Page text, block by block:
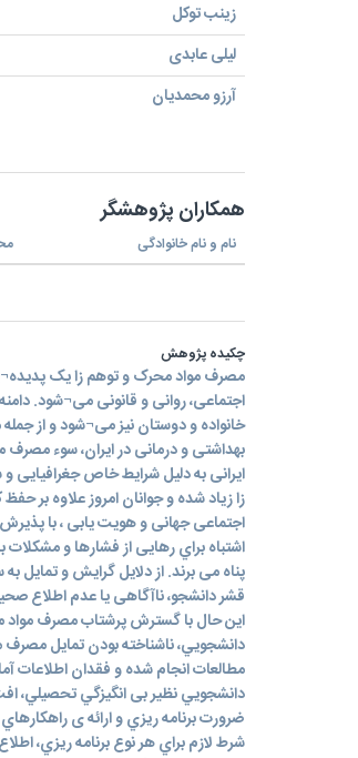
زینب توکل
لیلی عابدی
آرزو محمدیان
همکاران پژوهشگر
نام و نام خانوادگی
چکیده پژوهش
مصرف مواد محرک و توهم زا یک
اجتماعی، روانی و قانونی می¬شود.
خانواده و دوستان نیز می¬شود و از
بهداشتی و درمانی در ایران، سوء
ایرانی به دلیل شرایط خاص
زا زیاد شده و جوانان امروز علاوه بر
اجتماعی جهانی و هویت یابی ، با
اشتباه براي رهایی از فشارها و
پناه می برند. از دلایل گرایش و تمایل
قشر دانشجو، ناآگاهی یا عدم اطلاع
این حال با گسترش پرشتاب مصرف مواد
دانشجويي، ناشناخته بودن تمایل
مطالعات انجام شده و فقدان اطلاعات
دانشجويي نظير بی انگيزگي تحصيلي،
ضرورت برنامه ريزي و ارائه ی راهكارهاي
شرط لازم براي هر نوع برنامه ريزي،